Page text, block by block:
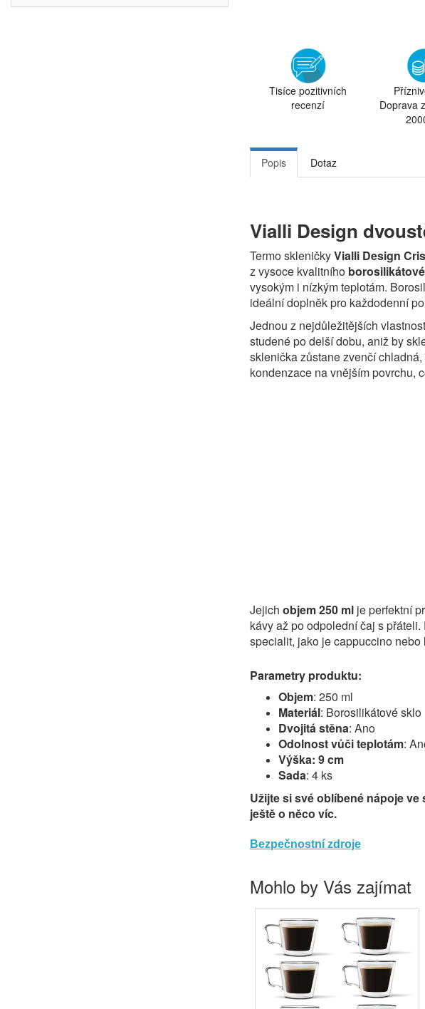
Tisíce pozitivních
recenzí
Doprava
Popis Dotaz
Vialli Design
Termo skleničkyVialli Design
z vysoce kvalitního
vysokým i nízkým teplotám.
ideální doplněk pro každodenní
Jednou z nejdůležitějších
studené po delší dobu, aniž by
sklenička zůstane zvenčí
kondenzace na vnějším povrchu,
Jejich objem 250 ml je perfektní
kávy až po odpolední čaj s
specialit, jako je cappuccino nebo
Parametry produktu:
Objem: 250 ml
Materiál: Borosilikátové sklo
Dvojitá stěna: Ano
Odolnost vůči teplotám:
Výška: 9 cm
Sada: 4 ks
Užijte si své oblíbené nápoje
ještě o něco víc.
Bezpečnostní zdroje
Mohlo by Vás zajímat